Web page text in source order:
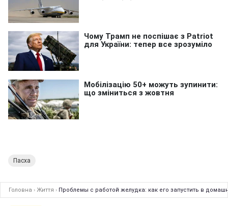
Пасха
Головна › Життя › Проблемы с работой желудка: как его запустить в